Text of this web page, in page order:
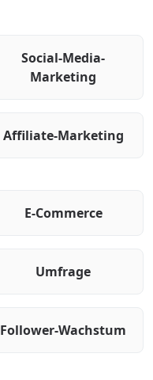
Social-Media-
Marketing
Affiliate-Marketing
E-Commerce
Umfrage
Follower-Wachstum